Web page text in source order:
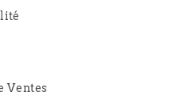
Ventes